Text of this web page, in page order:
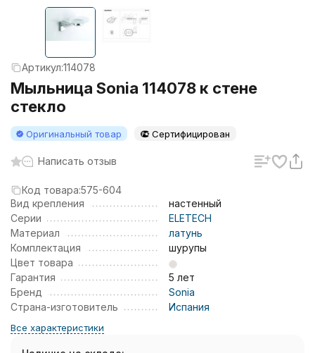
Артикул:114078
Мыльница Sonia 114078 к стене
стекло
Оригинальный товар Сертифицирован
Написать отзыв
Код товара:575-604
Вид крепления
настенный
Серии
ELETECH
Материал
латунь
Комплектация
шурупы
Цвет товара
Гарантия
5 лет
Бренд
Sonia
Страна-изготовитель
Испания
Все характеристики